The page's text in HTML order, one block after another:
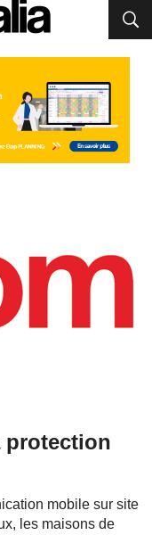
protection
mobile sur site
les maisons de